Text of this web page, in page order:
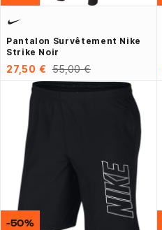
Pantalon Survêtement Nike
Strike Noir
27,50 € 55,00 €
-50%